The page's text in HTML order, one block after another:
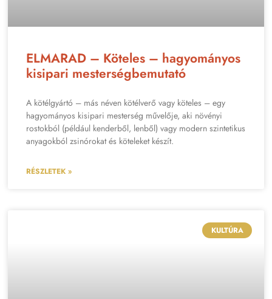
ELMARAD – Köteles – hagyományos
kisipari mesterségbemutató
A kötélgyártó – más néven kötélverő vagy köteles – egy
hagyományos kisipari mesterség művelője, aki növényi
rostokból (például kenderből, lenből) vagy modern szintetikus
anyagokból zsinórokat és köteleket készít.
RÉSZLETEK »
KULTÚRA